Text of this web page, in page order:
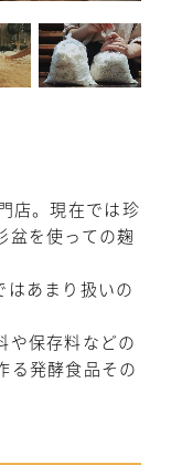
店。現在では珍
盆を使っての麹
はあまり扱いの
や保存料などの
る発酵食品その